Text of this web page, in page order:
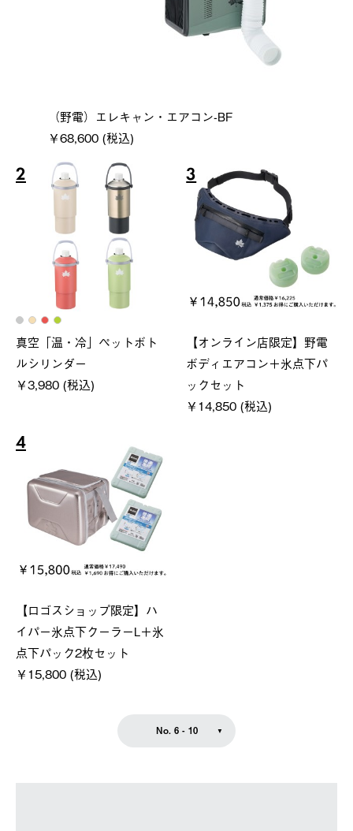
（野電）エレキャン・エアコン-BF
￥68,600 (税込)
2
真空「温・冷」ペットボト
ルシリンダー
￥3,980 (税込)
3
【オンライン店限定】野電
ボディエアコン＋氷点下パ
ックセット
￥14,850 (税込)
4
【ロゴスショップ限定】ハ
イパー氷点下クーラーL＋氷
点下パック2枚セット
￥15,800 (税込)
No. 6 - 10